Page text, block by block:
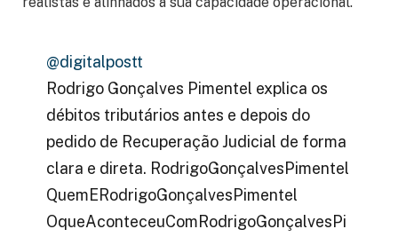
@digitalpostt
Rodrigo Gonçalves Pimentel explica os
débitos tributários antes e depois do
pedido de Recuperação Judicial de forma
clara e direta. RodrigoGonçalvesPimentel
QuemERodrigoGonçalvesPimentel
OqueAconteceuComRodrigoGonçalvesPi